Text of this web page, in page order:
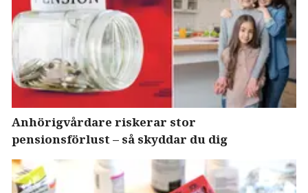
Anhörigvårdare riskerar stor
pensionsförlust – så skyddar du dig